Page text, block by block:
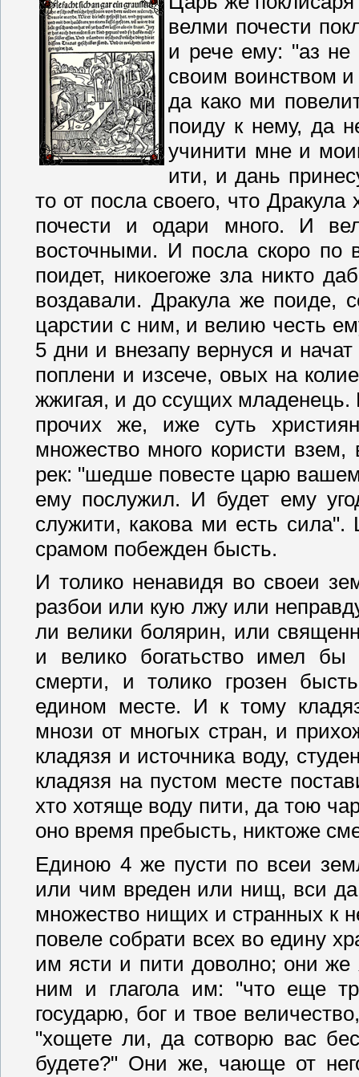
велми почести
и рече ему: "аз
своим воинством
да како ми
поиду к нему, да
учинити мне и
ити, и дань
то от посла своего, что
почести и одари много. И
восточными. И посла скоро по
поидет, никоегоже зла никто
воздавали. Дракула же поиде,
царстии с ним, и велию честь
5 дни и внезапу вернуся и
поплени и изсече, овых на
жжигая, и до ссущих
прочих же, иже суть
множество много користи взем,
рек: "шедше повесте царю
ему послужил. И будет ему
служити, какова ми есть
срамом побежден бысть.
И толико ненавидя во своеи
разбои или кую лжу или
ли велики болярин, или
и велико богатьство имел
смерти, и толико грозен
едином месте. И к тому
мнози от многых стран, и
кладязя и источника воду,
кладязя на пустом месте
хто хотяще воду пити, да тою
оно время пребысть, никтоже
Единою 4 же пусти по всеи
или чим вреден или нищ, вси
множество нищих и странных к
повеле собрати всех во едину
им ясти и пити доволно; они
ним и глагола им: "что еще
государю, бог и твое
"хощете ли, да сотворю вас
будете?" Они же, чающе от